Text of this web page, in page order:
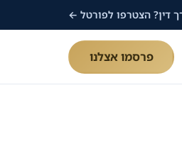
דין? הצטרפו לפורטל ←
פרסמו אצלנו